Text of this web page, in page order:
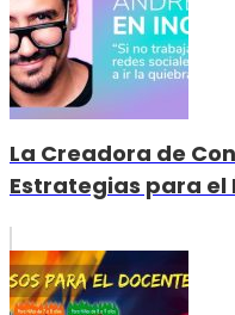
La Creadora de
Estrategias para el